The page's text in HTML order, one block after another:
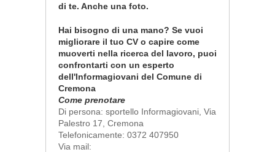
di te. Anche una foto.
Hai bisogno di una mano? Se vuoi
migliorare il tuo CV o capire come
muoverti nella ricerca del lavoro, puoi
confrontarti con un esperto
dell'Informagiovani del Comune di
Cremona
Come prenotare
Di persona: sportello Informagiovani, Via
Palestro 17, Cremona
Telefonicamente: 0372 407950
Via mail: